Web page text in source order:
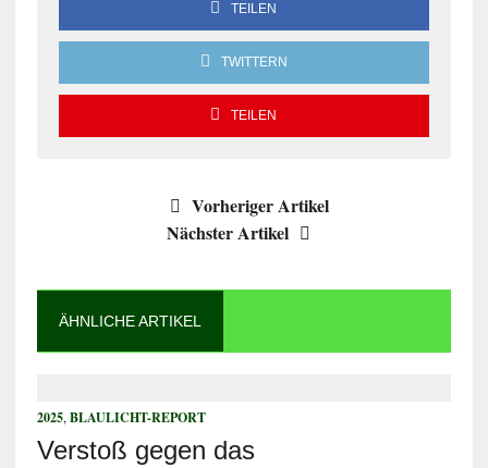
TEILEN
TWITTERN
TEILEN
Vorheriger Artikel
Nächster Artikel
ÄHNLICHE ARTIKEL
2025, BLAULICHT-REPORT
Verstoß gegen das